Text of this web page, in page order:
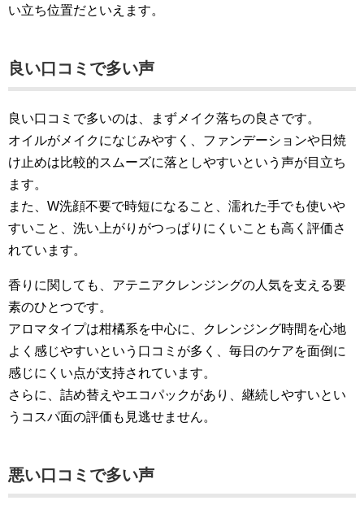
い立ち位置だといえます。
良い口コミで多い声
良い口コミで多いのは、まずメイク落ちの良さです。
オイルがメイクになじみやすく、ファンデーションや日焼
け止めは比較的スムーズに落としやすいという声が目立ち
ます。
また、W洗顔不要で時短になること、濡れた手でも使いや
すいこと、洗い上がりがつっぱりにくいことも高く評価さ
れています。
香りに関しても、アテニアクレンジングの人気を支える要
素のひとつです。
アロマタイプは柑橘系を中心に、クレンジング時間を心地
よく感じやすいという口コミが多く、毎日のケアを面倒に
感じにくい点が支持されています。
さらに、詰め替えやエコパックがあり、継続しやすいとい
うコスパ面の評価も見逃せません。
悪い口コミで多い声